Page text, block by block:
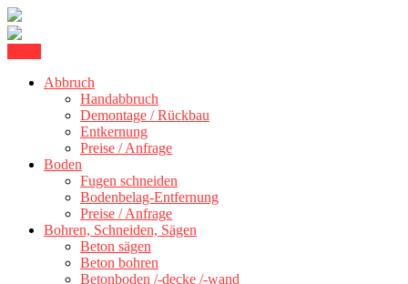
content
Betonschneiden Stuttgart
+ 300 kmAbbruch
Handabbruch
Demontage / Rückbau
Entkernung
Preise / Anfrage
Boden
Fugen schneiden
Bodenbelag-Entfernung
Preise / Anfrage
Bohren, Schneiden, Sägen
Beton sägen
Beton bohren
Betonboden /-decke /-wand